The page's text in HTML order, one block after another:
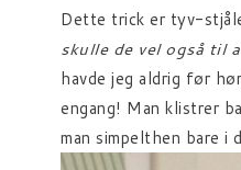
Dette trick er tyv-
skulle de vel også til
havde jeg aldrig før
engang! Man klistrer
man simpelthen bare i